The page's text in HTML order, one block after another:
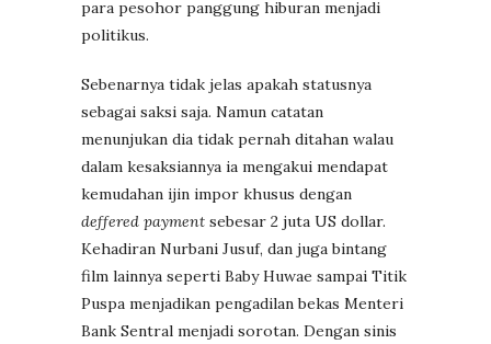
para pesohor panggung hiburan menjadi
politikus.
Sebenarnya tidak jelas apakah statusnya
sebagai saksi saja. Namun catatan
menunjukan dia tidak pernah ditahan walau
dalam kesaksiannya ia mengakui mendapat
kemudahan ijin impor khusus dengan
deffered payment sebesar 2 juta US dollar.
Kehadiran Nurbani Jusuf, dan juga bintang
film lainnya seperti Baby Huwae sampai Titik
Puspa menjadikan pengadilan bekas Menteri
Bank Sentral menjadi sorotan. Dengan sinis